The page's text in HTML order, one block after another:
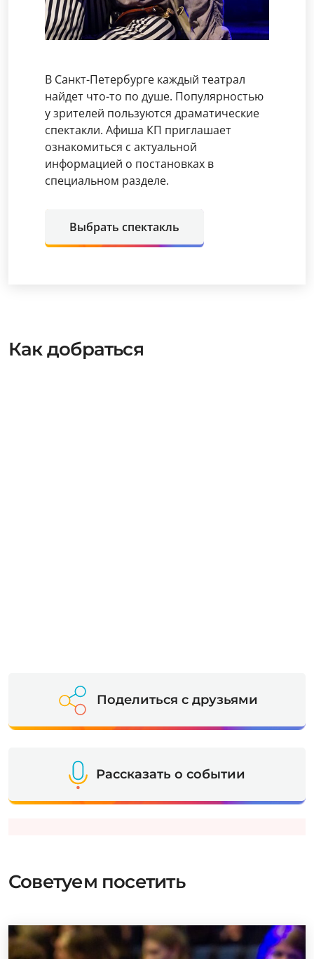
В Санкт-Петербурге каждый театрал
найдет что-то по душе. Популярностью
у зрителей пользуются драматические
спектакли. Афиша КП приглашает
ознакомиться с актуальной
информацией о постановках в
специальном разделе.
Выбрать спектакль
Как добраться
Поделиться с друзьями
Рассказать о событии
Советуем посетить